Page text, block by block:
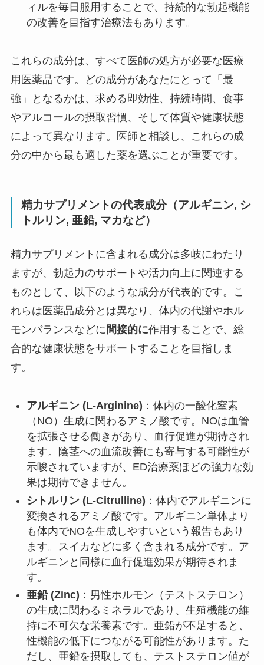
ィルを毎日服用することで、持続的な勃起機能
の改善を目指す治療法もあります。
これらの成分は、すべて医師の処方が必要な医療
用医薬品です。どの成分があなたにとって「最
強」となるかは、求める即効性、持続時間、食事
やアルコールの摂取習慣、そして体質や健康状態
によって異なります。医師と相談し、これらの成
分の中から最も適した薬を選ぶことが重要です。
精力サプリメントの代表成分（アルギニン, シ
トルリン, 亜鉛, マカなど）
精力サプリメントに含まれる成分は多岐にわたり
ますが、勃起力のサポートや活力向上に関連する
ものとして、以下のような成分が代表的です。こ
れらは医薬品成分とは異なり、体内の代謝やホル
モンバランスなどに 間接的に作用することで、総
合的な健康状態をサポートすることを目指しま
す。
アルギニン (L-Arginine) ：体内の一酸化窒素
（NO）生成に関わるアミノ酸です。NOは血管
を拡張させる働きがあり、血行促進が期待され
ます。陰茎への血流改善にも寄与する可能性が
示唆されていますが、ED治療薬ほどの強力な効
果は期待できません。
シトルリン (L-Citrulline) ：体内でアルギニンに
変換されるアミノ酸です。アルギニン単体より
も体内でNOを生成しやすいという報告もあり
ます。スイカなどに多く含まれる成分です。ア
ルギニンと同様に血行促進効果が期待されま
す。
亜鉛 (Zinc) ：男性ホルモン（テストステロン）
の生成に関わるミネラルであり、生殖機能の維
持に不可欠な栄養素です。亜鉛が不足すると、
性機能の低下につながる可能性があります。た
だし、亜鉛を摂取しても、テストステロン値が